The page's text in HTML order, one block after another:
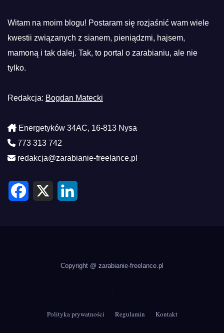
Witam na moim blogu! Postaram się rozjaśnić wam wiele
kwestii związanych z sianem, pieniądzmi, hajsem,
mamoną i tak dalej. Tak, to portal o zarabianiu, ale nie
tylko.
Redakcja: Bogdan Matecki
Energetyków 34AC, 16-813 Nysa
773 313 742
redakcja@zarabianie-freelance.pl
F
X
Copyright @ zarabianie-freelance.pl
.
Polityka prywatności Regulamin Kontakt